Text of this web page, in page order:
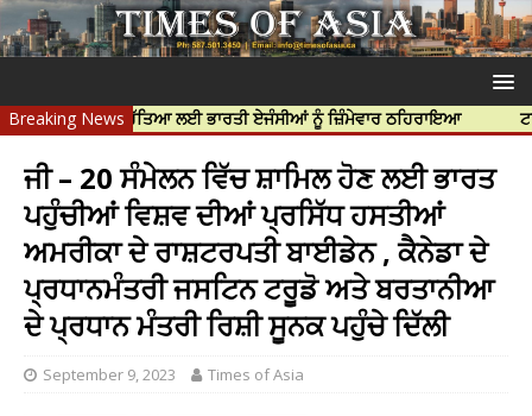
Breaking News
ਦੀ ਹੱਤਿਆ ਲਈ ਭਾਰਤੀ ਏਜੰਸੀਆਂ ਨੂੰ ਜ਼ਿੰਮੇਵਾਰ ਠਹਿਰਾਇਆ ਟਰੱਸਟਡ
ਜੀ – 20 ਸੰਮੇਲਨ ਵਿੱਚ ਸ਼ਾਮਿਲ ਹੋਣ ਲਈ ਭਾਰਤ
ਪਹੁੰਚੀਆਂ ਵਿਸ਼ਵ ਦੀਆਂ ਪ੍ਰਸਿੱਧ ਹਸਤੀਆਂ
ਅਮਰੀਕਾ ਦੇ ਰਾਸ਼ਟਰਪਤੀ ਬਾਈਡੇਨ , ਕੈਨੇਡਾ ਦੇ
ਪ੍ਰਧਾਨਮੰਤਰੀ ਜਸਟਿਨ ਟਰੂਡੋ ਅਤੇ ਬਰਤਾਨੀਆ
ਦੇ ਪ੍ਰਧਾਨ ਮੰਤਰੀ ਰਿਸ਼ੀ ਸੂਨਕ ਪਹੁੰਚੇ ਦਿੱਲੀ
September 9, 2023 Times of Asia